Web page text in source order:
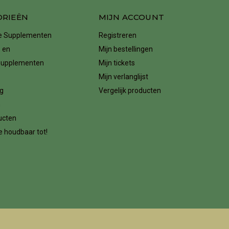
Supplementen
en
houdbaar tot!
MIJN ACCOUNT
Registreren
Mijn bestellingen
Mijn tickets
Mijn verlanglijst
Vergelijk producten